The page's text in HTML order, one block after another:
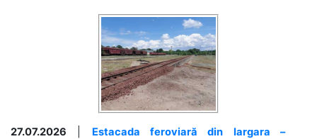
27.07.2026
Estacada feroviară din Iargara –